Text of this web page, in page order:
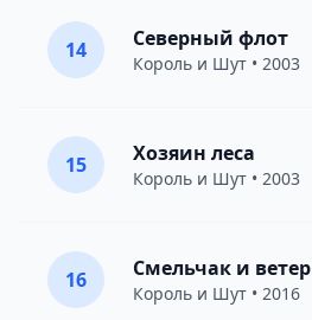
14 Северный флот
Король и Шут • 2003
15 Хозяин леса
Король и Шут • 2003
16 Смельчак и ветер
Король и Шут • 2016